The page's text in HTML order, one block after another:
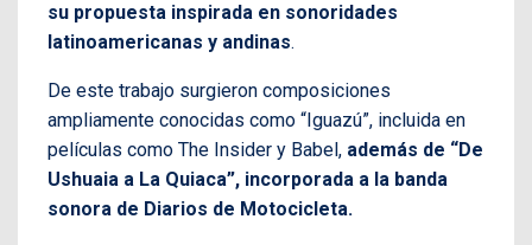
su propuesta inspirada en sonoridades
latinoamericanas y andinas.
De este trabajo surgieron composiciones
ampliamente conocidas como “Iguazú”, incluida en
películas como The Insider y Babel, además de “De
Ushuaia a La Quiaca”, incorporada a la banda
sonora de Diarios de Motocicleta.